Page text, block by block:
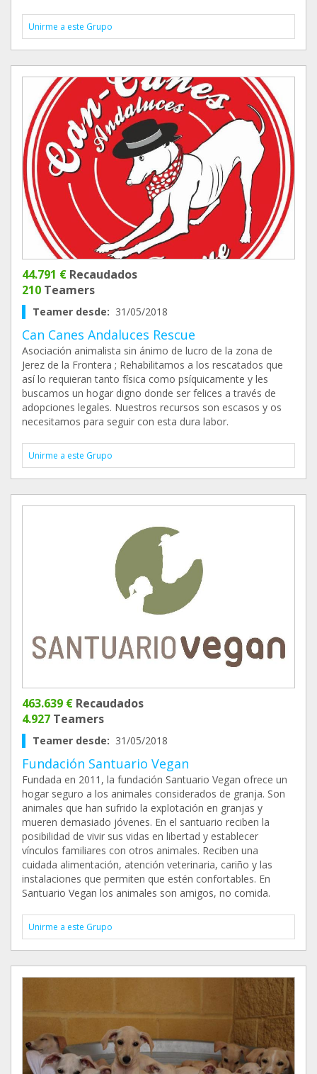
Unirme a este Grupo
44.791 € Recaudados
210 Teamers
Teamer desde: 31/05/2018
Can Canes Andaluces Rescue
Asociación animalista sin ánimo de lucro de la zona de
Jerez de la Frontera ; Rehabilitamos a los rescatados que
así lo requieran tanto física como psíquicamente y les
buscamos un hogar digno donde ser felices a través de
adopciones legales. Nuestros recursos son escasos y os
necesitamos para seguir con esta dura labor.
Unirme a este Grupo
463.639 € Recaudados
4.927 Teamers
Teamer desde: 31/05/2018
Fundación Santuario Vegan
Fundada en 2011, la fundación Santuario Vegan ofrece un
hogar seguro a los animales considerados de granja. Son
animales que han sufrido la explotación en granjas y
mueren demasiado jóvenes. En el santuario reciben la
posibilidad de vivir sus vidas en libertad y establecer
vínculos familiares con otros animales. Reciben una
cuidada alimentación, atención veterinaria, cariño y las
instalaciones que permiten que estén confortables. En
Santuario Vegan los animales son amigos, no comida.
Unirme a este Grupo